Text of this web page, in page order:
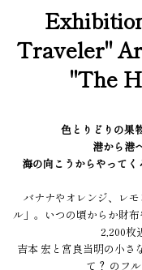
Traveler"
"The
色とりどりの果
港から港
海の向こうからやって
バナナやオレンジ、レ
ル」。いつの頃からか財
2,200枚
吉本 宏と宮良当明の小さ
て？ のフ